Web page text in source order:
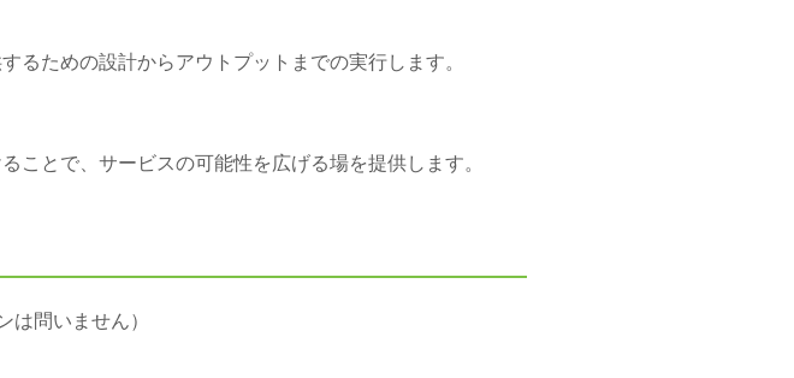
るための設計からアウトプットまでの実行します。
とで、サービスの可能性を広げる場を提供します。
問いません）